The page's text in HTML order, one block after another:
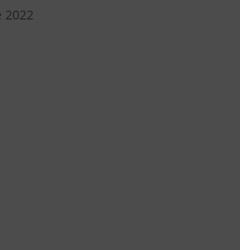
2022